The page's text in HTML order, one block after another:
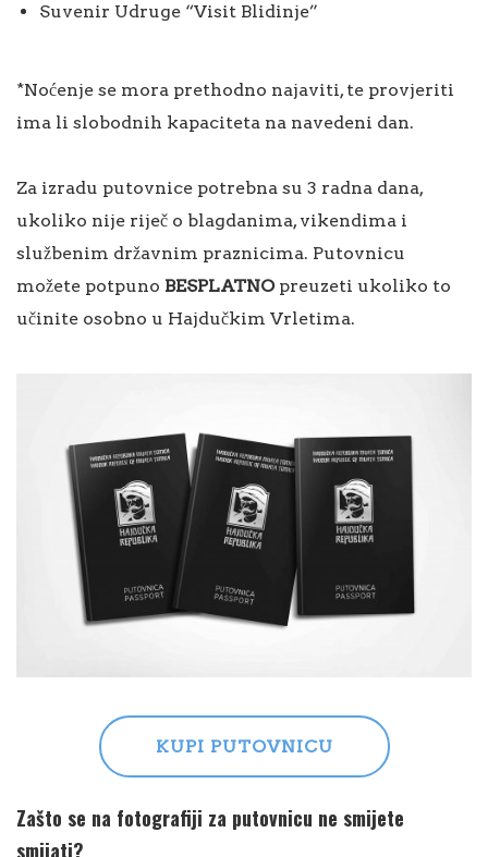
Suvenir Udruge “Visit Blidinje”
*Noćenje se mora prethodno najaviti, te provjeriti
ima li slobodnih kapaciteta na navedeni dan.
Za izradu putovnice potrebna su 3 radna dana,
ukoliko nije riječ o blagdanima, vikendima i
službenim državnim praznicima. Putovnicu
možete potpuno BESPLATNOpreuzeti ukoliko to
učinite osobno u Hajdučkim Vrletima.
KUPI PUTOVNICU
Zašto se na fotografiji za putovnicu ne smijete
smijati?